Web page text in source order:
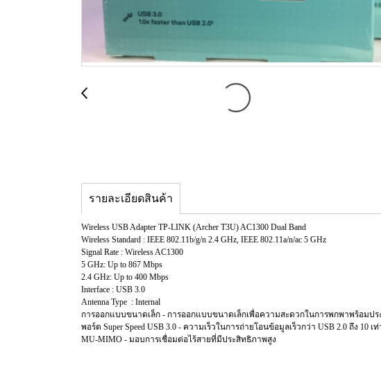
รายละเอียดสินค้า
Wireless USB Adapter TP-LINK (Archer T3U) AC1300 Dual Band
Wireless Standard : IEEE 802.11b/g/n 2.4 GHz, IEEE 802.11a/n/ac 5 GHz
Signal Rate : Wireless AC1300
5 GHz: Up to 867 Mbps
2.4 GHz: Up to 400 Mbps
Interface : USB 3.0
Antenna Type : Internal
การออกแบบขนาดเล็ก - การออกแบบขนาดเล็กเพื่อความสะดวกในการพกพาพร้อมป
พอร์ต Super Speed USB 3.0 - ความเร็วในการถ่ายโอนข้อมูลเร็วกว่า USB 2.0 ถึง 10 เท่
MU-MIMO - มอบการเชื่อมต่อไร้สายที่มีประสิทธิภาพสูง